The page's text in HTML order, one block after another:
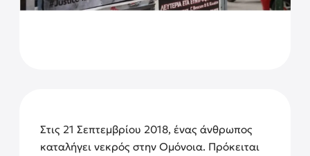
Στις 21 Σεπτεμβρίου 2018, ένας άνθρωπος
καταλήγει νεκρός στην Ομόνοια. Πρόκειται